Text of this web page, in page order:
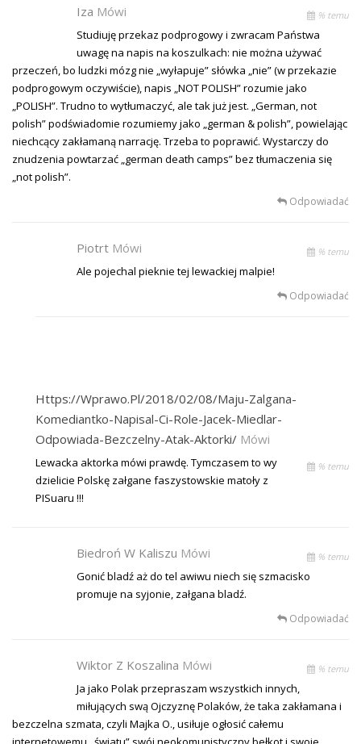
Iza Mówi % temu
Studiuję przekaz podprogowy i zwracam Państwa
uwagę na napis na koszulkach: nie można używać
przeczeń, bo ludzki mózg nie „wyłapuje” słówka „nie” (w przekazie
podprogowym oczywiście), napis „NOT POLISH” rozumie jako
„POLISH”. Trudno to wytłumaczyć, ale tak już jest. „German, not
polish” podświadomie rozumiemy jako „german & polish”, powielając
niechcący zakłamaną narrację. Trzeba to poprawić. Wystarczy do
znudzenia powtarzać „german death camps” bez tłumaczenia się
„not polish”.
Odpowiadać
Piotrt Mówi % temu
Ale pojechal pieknie tej lewackiej malpie!
Odpowiadać
Https://wprawo.pl/2018/02/08/maju-Zalgana-
Komediantko-Napisal-Ci-Role-Jacek-Miedlar-
Odpowiada-Bezczelny-Atak-Aktorki/ Mówi
% temu
Lewacka aktorka mówi prawdę. Tymczasem to wy
dzielicie Polskę załgane faszystowskie matoły z
PISuaru !!!
Biedroń W Kaliszu Mówi % temu
Gonić bladź aż do tel awiwu niech się szmacisko
promuje na syjonie, załgana bladź.
Odpowiadać
Wiktor Z Koszalina Mówi % temu
Ja jako Polak przepraszam wszystkich innych,
miłujących swą Ojczyznę Polaków, że taka zakłamana i
bezczelna szmata, czyli Majka O., usiłuje ogłosić całemu